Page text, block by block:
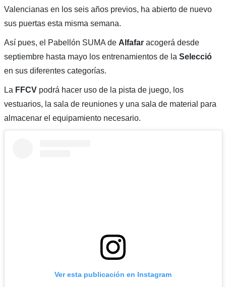
Valencianas en los seis años previos, ha abierto de nuevo
sus puertas esta misma semana.
Así pues, el Pabellón SUMA de Alfafaracogerá desde
septiembre hasta mayo los entrenamientos de la Selecció
en sus diferentes categorías.
La FFCVpodrá hacer uso de la pista de juego, los
vestuarios, la sala de reuniones y una sala de material para
almacenar el equipamiento necesario.
Ver esta publicación en Instagram